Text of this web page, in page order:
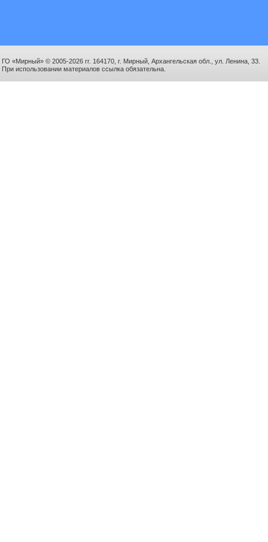
ГО «Мирный» © 2005-2026 гг. 164170, г. Мирный, Архангельская обл., ул. Ленина, 33.
При использовании материалов ссылка обязательна.